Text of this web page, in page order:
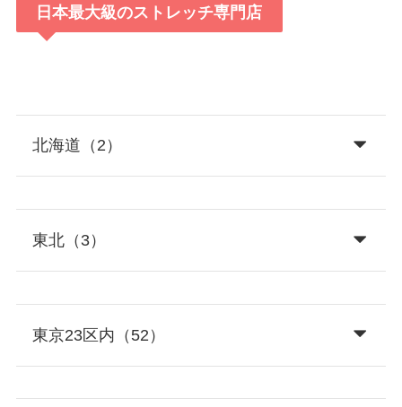
日本最大級のストレッチ専門店
北海道（2）
東北（3）
東京23区内（52）